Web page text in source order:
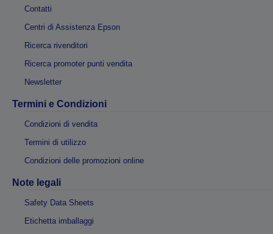
Contatti
Centri di Assistenza Epson
Ricerca rivenditori
Ricerca promoter punti vendita
Newsletter
Termini e Condizioni
Condizioni di vendita
Termini di utilizzo
Condizioni delle promozioni online
Note legali
Safety Data Sheets
Etichetta imballaggi